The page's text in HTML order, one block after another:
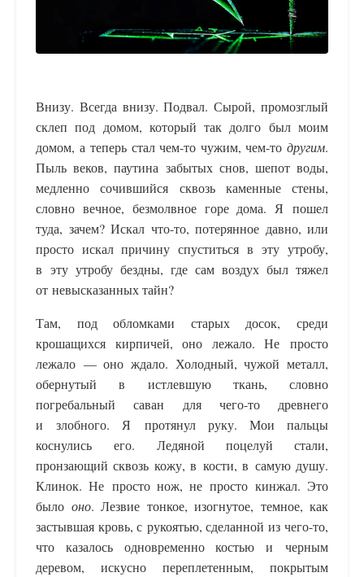
Внизу. Всегда внизу. Подвал. Сырой, промозглый
склеп под домом, который так долго был моим
домом, а теперь стал чем-то чужим, чем-то другим.
Пыль веков, паутина забытых снов, шепот воды,
медленно сочившийся сквозь каменные стены,
словно вечное, безмолвное горе дома. Я пошел
туда, зачем? Искал что-то, потерянное давно, или
просто искал причину спуститься в эту утробу,
в эту утробу бездны, где сам воздух был тяжел
от невысказанных тайн?
Там, под обломками старых досок, среди
крошащихся кирпичей, оно лежало. Не просто
лежало — оно ждало. Холодный, чужой металл,
обернутый в истлевшую ткань, словно
погребальный саван для чего-то древнего
и злобного. Я протянул руку. Мои пальцы
коснулись его. Ледяной поцелуй стали,
пронзающий сквозь кожу, в кости, в самую душу.
Клинок. Не просто нож, не просто кинжал. Это
было оно. Лезвие тонкое, изогнутое, темное, как
застывшая кровь, с рукоятью, сделанной из чего-то,
что казалось одновременно костью и черным
деревом, искусно переплетенным, покрытым